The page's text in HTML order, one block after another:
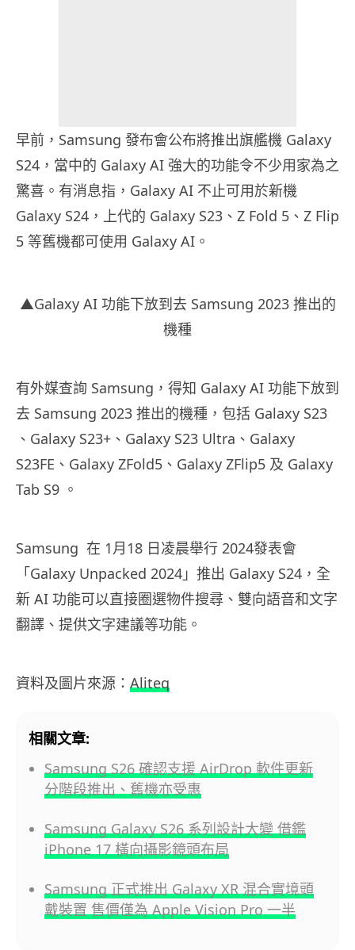
早前，Samsung 發布會公布將推出旗艦機 Galaxy
S24，當中的 Galaxy AI 強大的功能令不少用家為之
驚喜。有消息指，Galaxy AI 不止可用於新機
Galaxy S24，上代的 Galaxy S23、Z Fold 5、Z Flip
5 等舊機都可使用 Galaxy AI。
▲Galaxy AI 功能下放到去 Samsung 2023 推出的
機種
有外媒查詢 Samsung，得知 Galaxy AI 功能下放到
去 Samsung 2023 推出的機種，包括 Galaxy S23
、Galaxy S23+、Galaxy S23 Ultra、Galaxy
S23FE、Galaxy ZFold5、Galaxy ZFlip5 及 Galaxy
Tab S9 。
Samsung 在 1月18 日凌晨舉行 2024發表會
「Galaxy Unpacked 2024」推出 Galaxy S24，全
新 AI 功能可以直接圈選物件搜尋、雙向語音和文字
翻譯、提供文字建議等功能。
資料及圖片來源： Aliteq
相關文章:
Samsung S26 確認支援 AirDrop 軟件更新
分階段推出、舊機亦受惠
Samsung Galaxy S26 系列設計大變 借鑑
iPhone 17 橫向攝影鏡頭布局
Samsung 正式推出 Galaxy XR 混合實境頭
戴裝置 售價僅為 Apple Vision Pro 一半